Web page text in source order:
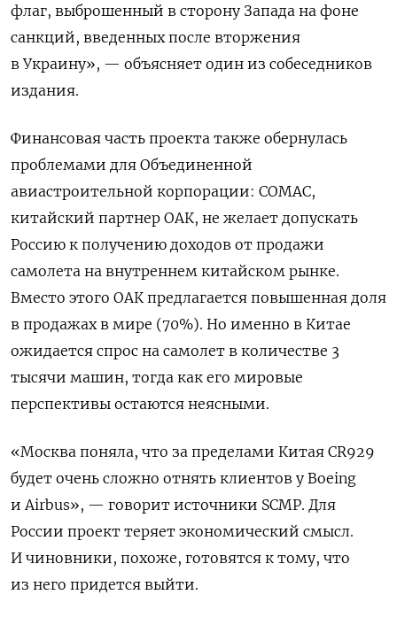
флаг, выброшенный в сторону Запада на фоне
санкций, введенных после вторжения
в Украину», — объясняет один из собеседников
издания.
Финансовая часть проекта также обернулась
проблемами для Объединенной
авиастроительной корпорации: СOMAC,
китайский партнер ОАК, не желает допускать
Россию к получению доходов от продажи
самолета на внутреннем китайском рынке.
Вместо этого ОАК предлагается повышенная доля
в продажах в мире (70%). Но именно в Китае
ожидается спрос на самолет в количестве 3
тысячи машин, тогда как его мировые
перспективы остаются неясными.
«Москва поняла, что за пределами Китая CR929
будет очень сложно отнять клиентов у Boeing
и Airbus», — говорит источники SCMP. Для
России проект теряет экономический смысл.
И чиновники, похоже, готовятся к тому, что
из него придется выйти.